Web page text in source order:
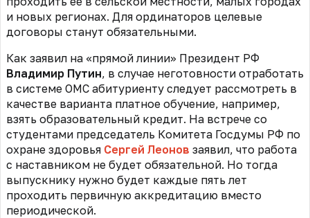
и новых регионах. Для ординаторов целевые
договоры станут обязательными.
Как заявил на «прямой линии» Президент РФ
Владимир Путин, в случае неготовности отработать
в системе ОМС абитуриенту следует рассмотреть в
качестве варианта платное обучение, например,
взять образовательный кредит. На встрече со
студентами председатель Комитета Госдумы РФ по
охране здоровья Сергей Леонов заявил, что работа
с наставником не будет обязательной. Но тогда
выпускнику нужно будет каждые пять лет
проходить первичную аккредитацию вместо
периодической.